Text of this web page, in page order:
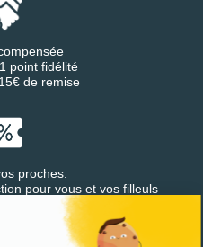
point fidélité
de remise
proches.
pour vous et vos filleuls